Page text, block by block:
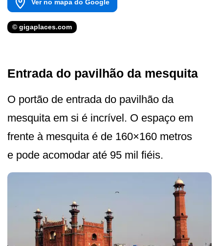
Ver no mapa do Google
© gigaplaces.com
Entrada do pavilhão da mesquita
O portão de entrada do pavilhão da
mesquita em si é incrível. O espaço em
frente à mesquita é de 160×160 metros
e pode acomodar até 95 mil fiéis.